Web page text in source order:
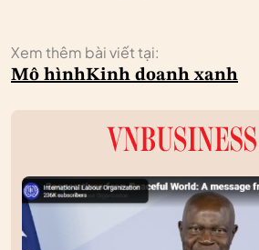
Xem thêm bài viết tại:
Mô hìnhKinh doanh xanh